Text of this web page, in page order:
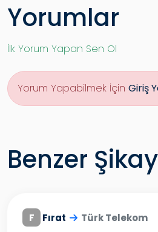
Yorumlar
İlk Yorum Yapan Sen Ol
Yorum Yapabilmek İçin Giriş
Benzer
F Fırat Türk Telekom